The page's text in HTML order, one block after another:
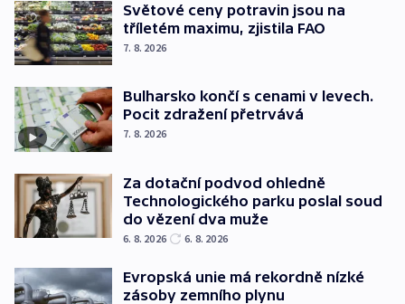
Světové ceny potravin jsou na
tříletém maximu, zjistila FAO
7. 8. 2026
Bulharsko končí s cenami v levech.
Pocit zdražení přetrvává
7. 8. 2026
Za dotační podvod ohledně
Technologického parku poslal soud
do vězení dva muže
6. 8. 2026 6. 8. 2026
Evropská unie má rekordně nízké
zásoby zemního plynu